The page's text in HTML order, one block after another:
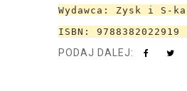
Wydawca: Zysk i S-ka
ISBN: 9788382022919
PODAJ DALEJ: